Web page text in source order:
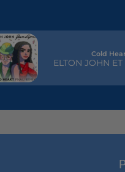
Cold
ELTON JOHN